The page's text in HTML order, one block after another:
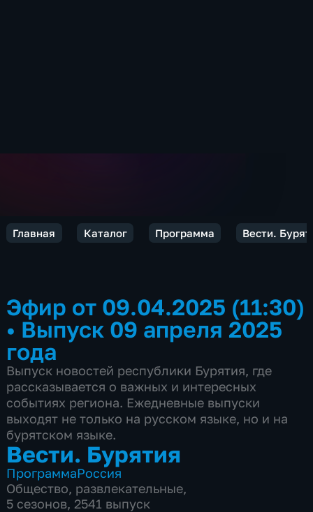
Главная Каталог Программа Вести.
Эфир от 09.04.2025 (11:30)
• Выпуск 09 апреля 2025
года
Выпуск новостей республики Бурятия, где
рассказывается о важных и интересных
событиях региона. Ежедневные выпуски
выходят не только на русском языке, но и на
бурятском языке.
Вести. Бурятия
ПрограммаРоссия
Общество, развлекательные,
5 сезонов, 2541 выпуск